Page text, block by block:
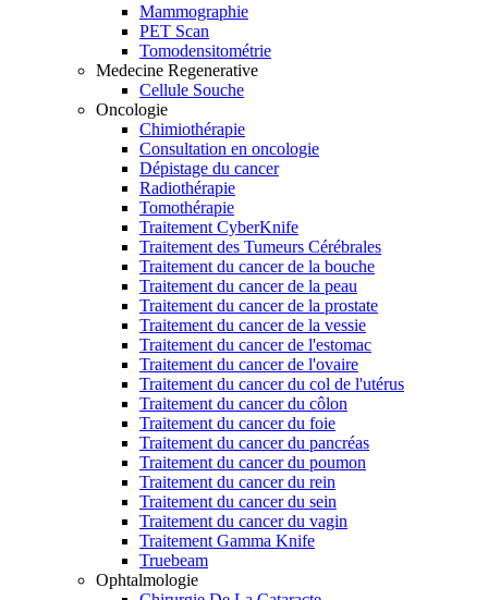
Mammographie
PET Scan
Tomodensitométrie
Medecine Regenerative
Cellule Souche
Oncologie
Chimiothérapie
Consultation en oncologie
Dépistage du cancer
Radiothérapie
Tomothérapie
Traitement CyberKnife
Traitement des Tumeurs Cérébrales
Traitement du cancer de la bouche
Traitement du cancer de la peau
Traitement du cancer de la prostate
Traitement du cancer de la vessie
Traitement du cancer de l'estomac
Traitement du cancer de l'ovaire
Traitement du cancer du col de l'utérus
Traitement du cancer du côlon
Traitement du cancer du foie
Traitement du cancer du pancréas
Traitement du cancer du poumon
Traitement du cancer du rein
Traitement du cancer du sein
Traitement du cancer du vagin
Traitement Gamma Knife
Truebeam
Ophtalmologie